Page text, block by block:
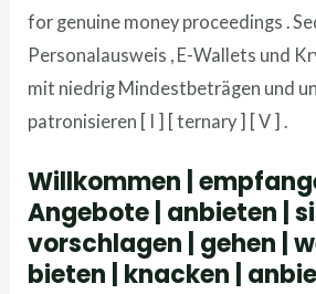
for genuine money proceedings .
Personalausweis , E-Wallets und
mit niedrig Mindestbeträgen und
patronisieren [ I ] [ ternary ] [ V ] .
Willkommen |
Angebote | anbieten |
vorschlagen | gehen |
bieten | knacken |